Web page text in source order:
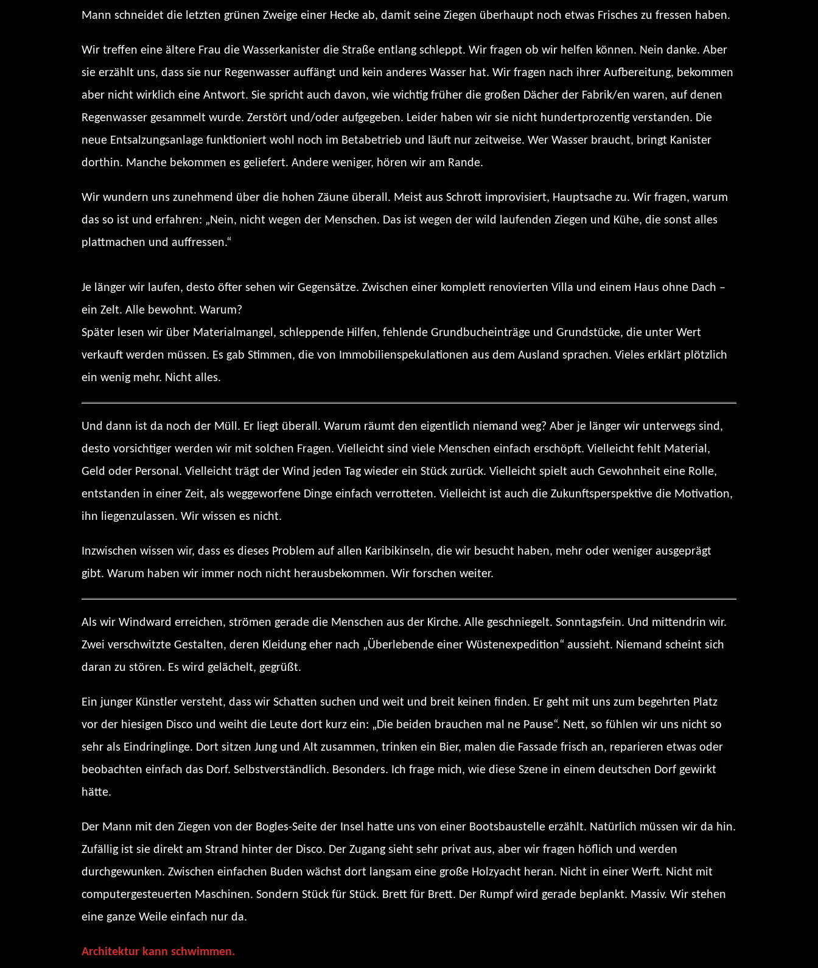
Mann schneidet die letzten grünen Zweige einer Hecke ab, damit seine Ziegen überhaupt noch etwas Frisches zu fressen haben.
Wir treffen eine ältere Frau die Wasserkanister die Straße entlang schleppt. Wir fragen ob wir helfen können. Nein danke. Aber
sie erzählt uns, dass sie nur Regenwasser auffängt und kein anderes Wasser hat. Wir fragen nach ihrer Aufbereitung, bekommen
aber nicht wirklich eine Antwort. Sie spricht auch davon, wie wichtig früher die großen Dächer der Fabrik/en waren, auf denen
Regenwasser gesammelt wurde. Zerstört und/oder aufgegeben. Leider haben wir sie nicht hundertprozentig verstanden. Die
neue Entsalzungsanlage funktioniert wohl noch im Betabetrieb und läuft nur zeitweise. Wer Wasser braucht, bringt Kanister
dorthin. Manche bekommen es geliefert. Andere weniger, hören wir am Rande.
Wir wundern uns zunehmend über die hohen Zäune überall. Meist aus Schrott improvisiert, Hauptsache zu. Wir fragen, warum
das so ist und erfahren: „Nein, nicht wegen der Menschen. Das ist wegen der wild laufenden Ziegen und Kühe, die sonst alles
plattmachen und auffressen.“
Je länger wir laufen, desto öfter sehen wir Gegensätze. Zwischen einer komplett renovierten Villa und einem Haus ohne Dach –
ein Zelt. Alle bewohnt. Warum?
Später lesen wir über Materialmangel, schleppende Hilfen, fehlende Grundbucheinträge und Grundstücke, die unter Wert
verkauft werden müssen. Es gab Stimmen, die von Immobilienspekulationen aus dem Ausland sprachen. Vieles erklärt plötzlich
ein wenig mehr. Nicht alles.
Und dann ist da noch der Müll. Er liegt überall. Warum räumt den eigentlich niemand weg? Aber je länger wir unterwegs sind,
desto vorsichtiger werden wir mit solchen Fragen. Vielleicht sind viele Menschen einfach erschöpft. Vielleicht fehlt Material,
Geld oder Personal. Vielleicht trägt der Wind jeden Tag wieder ein Stück zurück. Vielleicht spielt auch Gewohnheit eine Rolle,
entstanden in einer Zeit, als weggeworfene Dinge einfach verrotteten. Vielleicht ist auch die Zukunftsperspektive die Motivation,
ihn liegenzulassen. Wir wissen es nicht.
Inzwischen wissen wir, dass es dieses Problem auf allen Karibikinseln, die wir besucht haben, mehr oder weniger ausgeprägt
gibt. Warum haben wir immer noch nicht herausbekommen. Wir forschen weiter.
Als wir Windward erreichen, strömen gerade die Menschen aus der Kirche. Alle geschniegelt. Sonntagsfein. Und mittendrin wir.
Zwei verschwitzte Gestalten, deren Kleidung eher nach „Überlebende einer Wüstenexpedition“ aussieht. Niemand scheint sich
daran zu stören. Es wird gelächelt, gegrüßt.
Ein junger Künstler versteht, dass wir Schatten suchen und weit und breit keinen finden. Er geht mit uns zum begehrten Platz
vor der hiesigen Disco und weiht die Leute dort kurz ein: „Die beiden brauchen mal ne Pause“. Nett, so fühlen wir uns nicht so
sehr als Eindringlinge. Dort sitzen Jung und Alt zusammen, trinken ein Bier, malen die Fassade frisch an, reparieren etwas oder
beobachten einfach das Dorf. Selbstverständlich. Besonders. Ich frage mich, wie diese Szene in einem deutschen Dorf gewirkt
hätte.
Der Mann mit den Ziegen von der Bogles-Seite der Insel hatte uns von einer Bootsbaustelle erzählt. Natürlich müssen wir da hin.
Zufällig ist sie direkt am Strand hinter der Disco. Der Zugang sieht sehr privat aus, aber wir fragen höflich und werden
durchgewunken. Zwischen einfachen Buden wächst dort langsam eine große Holzyacht heran. Nicht in einer Werft. Nicht mit
computergesteuerten Maschinen. Sondern Stück für Stück. Brett für Brett. Der Rumpf wird gerade beplankt. Massiv. Wir stehen
eine ganze Weile einfach nur da.
Architektur kann schwimmen.